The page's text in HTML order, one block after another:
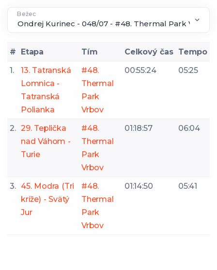
Bežec
# Etapa Tím Celkový čas Tempo
1.
13. Tatranská
Lomnica -
Tatranská
Polianka
#48.
Thermal
Park
Vrbov
00:55:24 05:25
2. 29. Teplička
nad Váhom -
Turie
#48.
Thermal
Park
Vrbov
01:18:57 06:04
3. 45. Modra (Tri
kríže) - Svätý
Jur
#48.
Thermal
Park
Vrbov
01:14:50 05:41